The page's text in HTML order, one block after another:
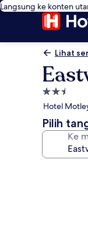
Langsung ke konten
Lihat
Properti
bintang
2.5
Hotel
Pilih
Ke